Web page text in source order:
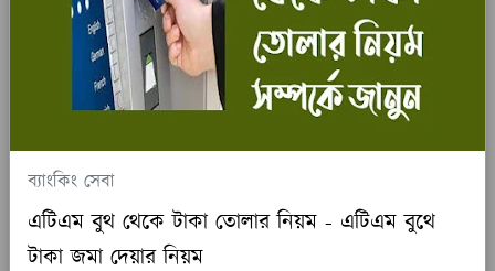
ব্যাংকিং সেবা
এটিএম বুথ থেকে টাকা তোলার নিয়ম - এটিএম বুথে
টাকা জমা দেয়ার নিয়ম